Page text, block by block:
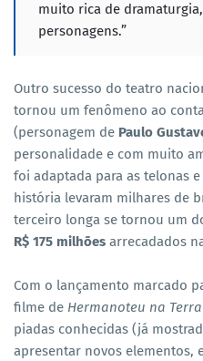
muito rica de
personagens.”
Outro sucesso do teatro
tornou um fenômeno ao
(personagem de Paulo
personalidade e com muito
foi adaptada para as telonas
história levaram milhares de
terceiro longa se tornou um
R$ 175 milhões arrecadados
Com o lançamento marcado
filme de Hermanoteu na
piadas conhecidas (já
apresentar novos elementos,